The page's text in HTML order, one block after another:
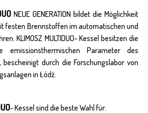
NEUE GENERATION bildet die Möglichkeit
festen Brennstoffen im automatischen und
KLIMOSZ MULTIDUO- Kessel besitzen die
emissionsthermischen Parameter des
bescheinigt durch die Forschungslabor von
in Łódź.
- Kessel sind die beste Wahl für: